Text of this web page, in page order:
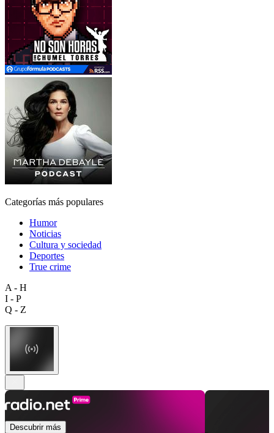
Categorías más populares
Humor
Noticias
Cultura y sociedad
Deportes
True crime
A - H
I - P
Q - Z
Descubrir más